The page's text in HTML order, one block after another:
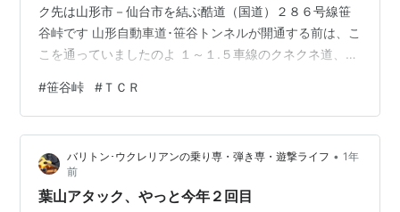
ク先は山形市－仙台市を結ぶ酷道（国道）２８６号線笹
谷峠です 山形自動車道･笹谷トンネルが開通する前は、こ
こを通っていましたのよ １～１.５車線のクネクネ道、昭
沢ＩＣから先の笹谷峠は、冬季は閉鎖されて通行止めに
なります 今回は山形市の唐松観音から県境までアタック
してみました 唐松観音までＴＣＲをワゴンＲに積んでト
ランポします 駐車場には「日本一の芋煮会」の初代大鍋
が置いてあります、現在の大鍋は３台目です、たぶん 唐
松観音は、一説によると京都の清…
#笹谷峠 #ＴＣＲ
バリトン･ウクレリアンの乗り専・弾き専・遊撃ライフ • 1年
前
葉山アタック、やっと今年２回目